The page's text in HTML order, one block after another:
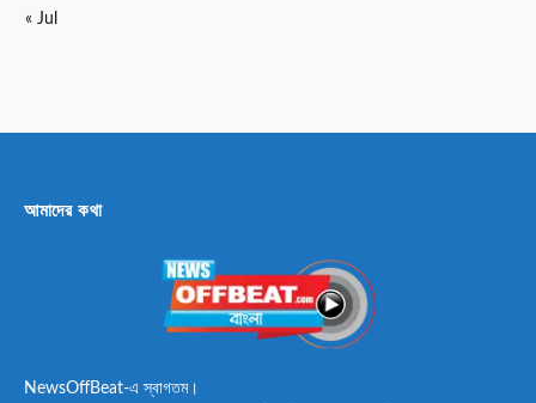
« Jul
আমাদের কথা
NewsOffBeat-এ স্বাগতম।